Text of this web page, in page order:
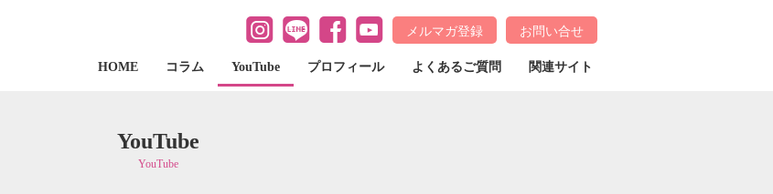
メルマガ登録 お問い合せ
HOME コラム YouTube プロフィール よくあるご質問 関連サイト
YouTube
YouTube